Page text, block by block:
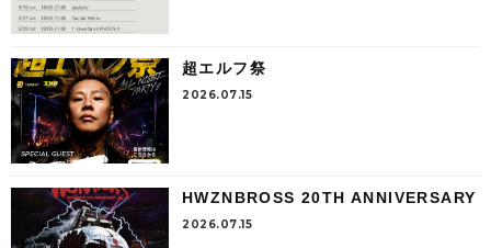
超エルフ祭
2026.07.15
HWZNBROSS 20TH ANNIVERSARY
2026.07.15